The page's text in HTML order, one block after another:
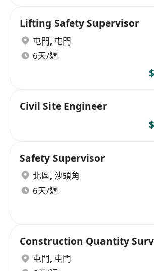
Lifting Safety Supervisor
屯門, 屯門
6天/週
Civil Site Engineer
Safety Supervisor
北區, 沙頭角
6天/週
Construction Quantity
屯門, 屯門